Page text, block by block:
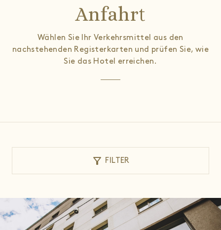
Anfahrt
Wählen Sie Ihr Verkehrsmittel aus den
nachstehenden Registerkarten und prüfen Sie, wie
Sie das Hotel erreichen.
filter_alt FILTER